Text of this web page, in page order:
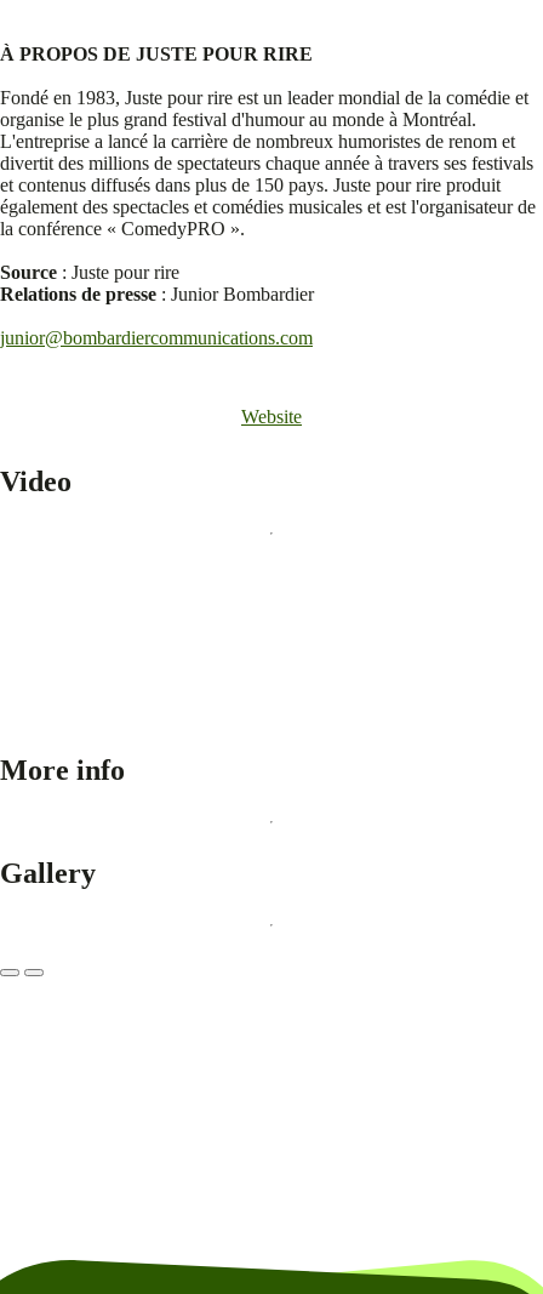
À PROPOS DE JUSTE POUR RIRE
Fondé en 1983, Juste pour rire est un leader mondial de la comédie et
organise le plus grand festival d'humour au monde à Montréal.
L'entreprise a lancé la carrière de nombreux humoristes de renom et
divertit des millions de spectateurs chaque année à travers ses festivals
et contenus diffusés dans plus de 150 pays. Juste pour rire produit
également des spectacles et comédies musicales et est l'organisateur de
la conférence « ComedyPRO ».
Source : Juste pour rire
Relations de presse : Junior Bombardier
junior@bombardiercommunications.com
Website
Video
More info
Gallery